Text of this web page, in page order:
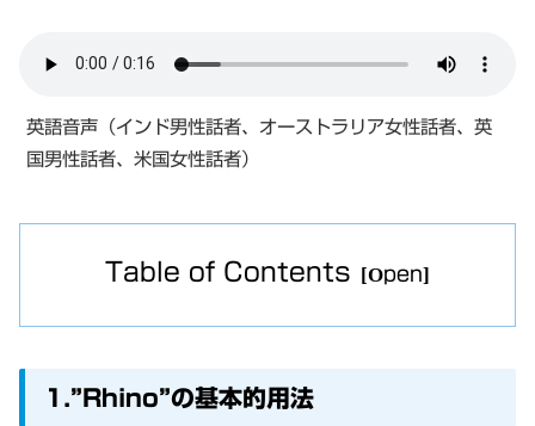
英語音声（インド男性話者、オーストラリア女性話者、英
国男性話者、米国女性話者）
Table of Contents
1.”Rhino”の基本的用法